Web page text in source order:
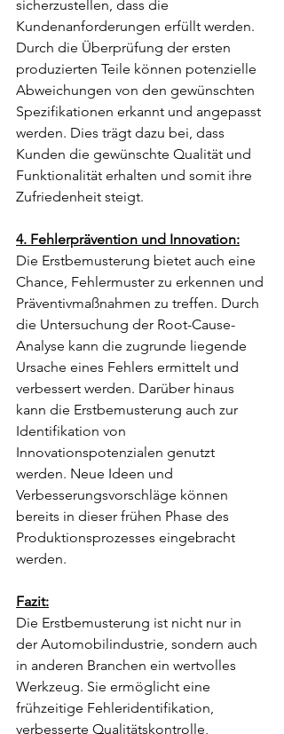
sicherzustellen, dass die
Kundenanforderungen erfüllt werden.
Durch die Überprüfung der ersten
produzierten Teile können potenzielle
Abweichungen von den gewünschten
Spezifikationen erkannt und angepasst
werden. Dies trägt dazu bei, dass
Kunden die gewünschte Qualität und
Funktionalität erhalten und somit ihre
Zufriedenheit steigt.
4. Fehlerprävention und Innovation:
Die Erstbemusterung bietet auch eine
Chance, Fehlermuster zu erkennen und
Präventivmaßnahmen zu treffen. Durch
die Untersuchung der Root-Cause-
Analyse kann die zugrunde liegende
Ursache eines Fehlers ermittelt und
verbessert werden. Darüber hinaus
kann die Erstbemusterung auch zur
Identifikation von
Innovationspotenzialen genutzt
werden. Neue Ideen und
Verbesserungsvorschläge können
bereits in dieser frühen Phase des
Produktionsprozesses eingebracht
werden.
Fazit:
Die Erstbemusterung ist nicht nur in
der Automobilindustrie, sondern auch
in anderen Branchen ein wertvolles
Werkzeug. Sie ermöglicht eine
frühzeitige Fehleridentifikation,
verbesserte Qualitätskontrolle,